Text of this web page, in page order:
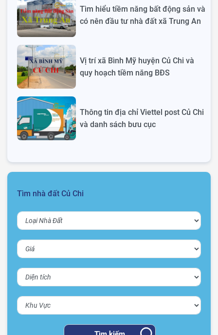
Tìm hiểu tiềm năng bất động sản và
có nên đầu tư nhà đất xã Trung An
Vị trí xã Bình Mỹ huyện Củ Chi và
quy hoạch tiềm năng BĐS
Thông tin địa chỉ Viettel post Củ Chi
và danh sách bưu cục
Tìm nhà đất Củ Chi